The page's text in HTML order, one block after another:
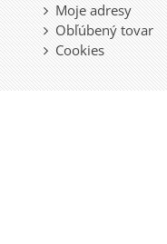
Moje adresy
Obľúbený tovar
Cookies